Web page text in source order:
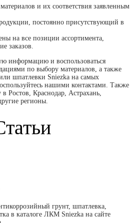
и их соответствия заявленным
постоянно присутствующий в
на все позиции ассортимента,
заказов.
информацию и воспользоваться
по выбору материалов, а также
шпатлевки Sniezka на самых
нашими контактами. Также
в Ростов, Краснодар, Астрахань,
регионы.
грунт, шпатлевка,
в каталоге ЛКМ Sniezka на сайте